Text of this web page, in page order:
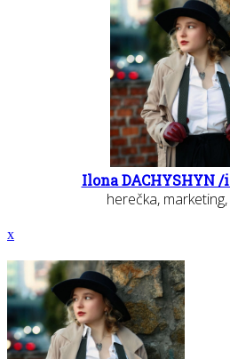
Ilona DACHYSHYN
herečka,
x